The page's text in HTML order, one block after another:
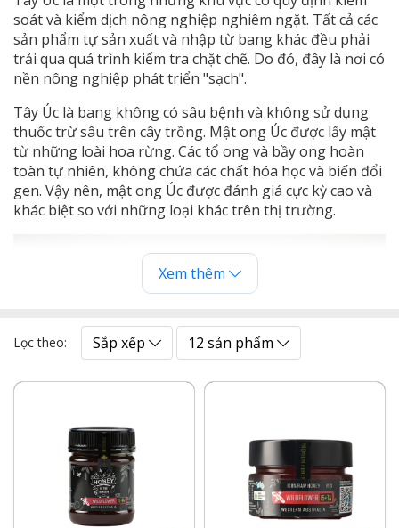
soát và kiểm dịch nông nghiệp nghiêm ngặt. Tất cả các
sản phẩm tự sản xuất và nhập từ bang khác đều phải
trải qua quá trình kiểm tra chặt chẽ. Do đó, đây là nơi có
nền nông nghiệp phát triển "sạch".
Tây Úc là bang không có sâu bệnh và không sử dụng
thuốc trừ sâu trên cây trồng. Mật ong Úc được lấy mật
từ những loài hoa rừng. Các tổ ong và bầy ong hoàn
toàn tự nhiên, không chứa các chất hóa học và biến đổi
gen. Vậy nên, mật ong Úc được đánh giá cực kỳ cao và
khác biệt so với những loại khác trên thị trường.
Mật ong Úc có chất lượng tốt, được đánh giá cao
Đặc biệt, mật ong Jarrah là "vàng lỏng" và "quốc bảo"
thiên nhiên dành tặng cho khu vực WA này. Chỉ ở Tây
Xem thêm
Lọc theo: Sắp xếp 12 sản phẩm